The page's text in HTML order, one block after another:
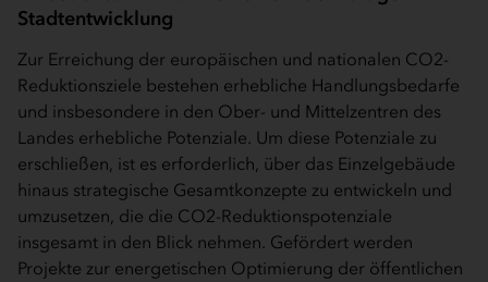
Stadtentwicklung
Zur Erreichung der europäischen und nationalen CO2-
Reduktionsziele bestehen erhebliche Handlungsbedarfe
und insbesondere in den Ober- und Mittelzentren des
Landes erhebliche Potenziale. Um diese Potenziale zu
erschließen, ist es erforderlich, über das Einzelgebäude
hinaus strategische Gesamtkonzepte zu entwickeln und
umzusetzen, die die CO2-Reduktionspotenziale
insgesamt in den Blick nehmen. Gefördert werden
Projekte zur energetischen Optimierung der öffentlichen